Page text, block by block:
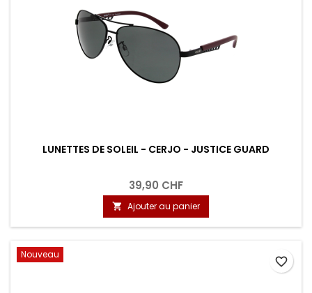
LUNETTES DE SOLEIL - CERJO - JUSTICE GUARD
39,90 CHF
 Ajouter au panier
Nouveau
favorite_border